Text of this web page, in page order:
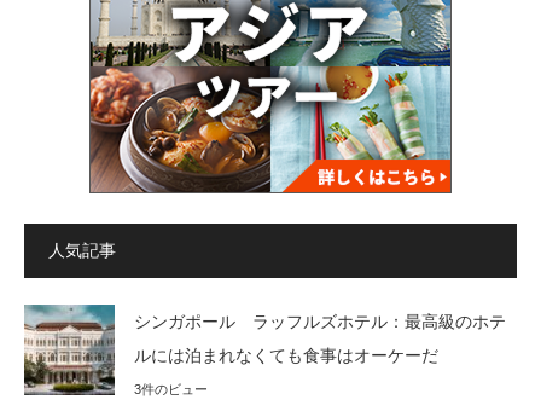
人気記事
シンガポール ラッフルズホテル：最高級のホテ
ルには泊まれなくても食事はオーケーだ
3件のビュー